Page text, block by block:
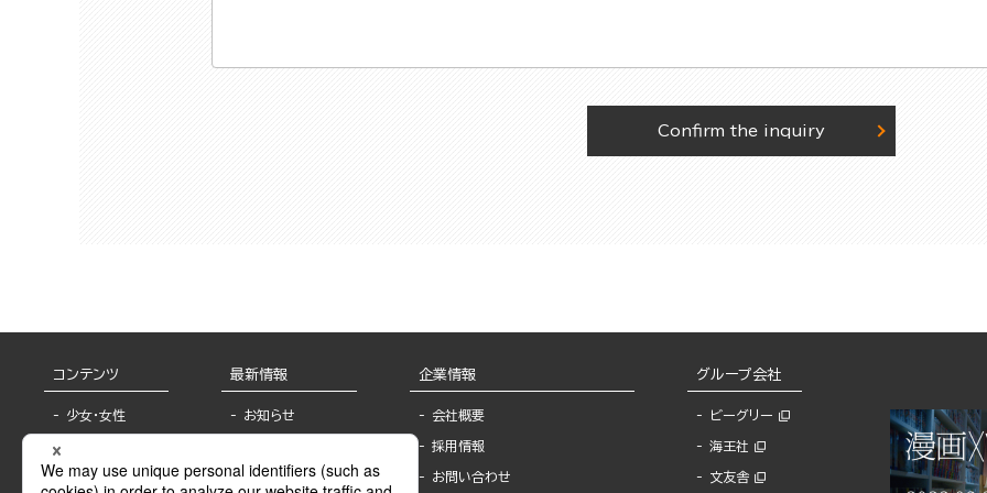
Confirm the inquiry
コンテンツ
少女・女性
BL
最新情報
お知らせ
報
企業情報
会社概要
採用情報
お問い合わせ
グループ会社
ビーグリー
海王社
文友舎